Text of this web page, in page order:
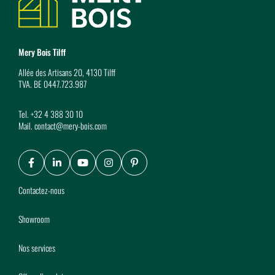
Mery Bois Tilff
Allée des Artisans 20, 4130 Tilff
TVA. BE 0447.723.987
Tel.+32 4 388 30 10
Mail.contact@mery-bois.com
Facebook
LinkedIn
YoutubeInstagram
Pinterest
Contactez-nous
Showroom
Nos services